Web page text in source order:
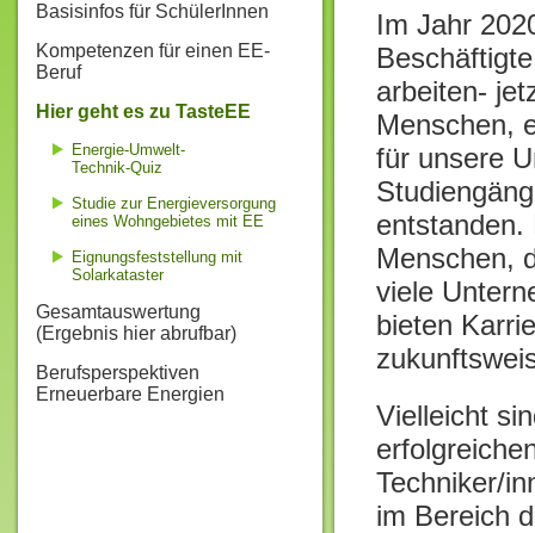
Basisinfos für SchülerInnen
Kompetenzen für einen EE-
Beruf
Hier geht es zu TasteEE
Energie-Umwelt-
Technik-Quiz
Studie zur Energieversorgung
eines Wohngebietes mit EE
Eignungsfeststellung mit
Solarkataster
Gesamtauswertung
(Ergebnis hier abrufbar)
Berufsperspektiven
Erneuerbare Energien
Im Jahr
arbeiten-
Menschen,
für unsere
entstanden.
Menschen,
viele
bieten
Vielleicht
Techniker/
im Bereich